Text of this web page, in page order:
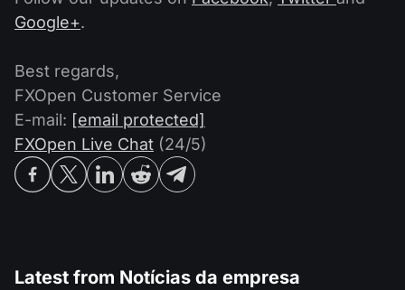
Google+.
Best regards,
FXOpen Customer Service
E-mail: [email protected]
FXOpen Live Chat (24/5)
Latest from Notícias da empresa